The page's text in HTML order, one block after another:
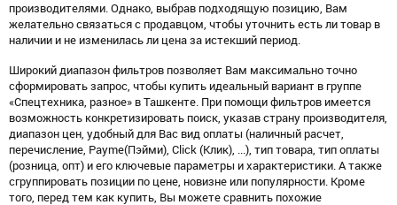
производителями. Однако, выбрав подходящую позицию, Вам
желательно связаться с продавцом, чтобы уточнить есть ли товар в
наличии и не изменилась ли цена за истекший период.
Широкий диапазон фильтров позволяет Вам максимально точно
сформировать запрос, чтобы купить идеальный вариант в группе
«Спецтехника, разное» в Ташкенте. При помощи фильтров имеется
возможность конкретизировать поиск, указав страну производителя,
диапазон цен, удобный для Вас вид оплаты (наличный расчет,
перечисление, Payme(Пэйми), Click (Клик), ...), тип товара, тип оплаты
(розница, опт) и его ключевые параметры и характеристики. А также
сгруппировать позиции по цене, новизне или популярности. Кроме
того, перед тем как купить, Вы можете сравнить похожие